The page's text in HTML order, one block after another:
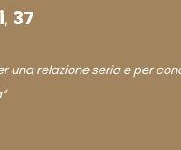
, 37
una relazione seria e per